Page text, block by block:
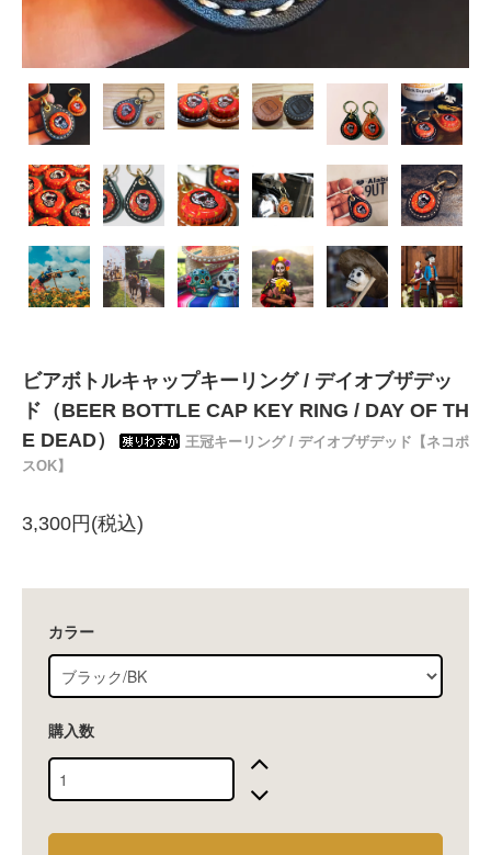
ビアボトルキャップキーリング / デイオブザデッ
ド（BEER BOTTLE CAP KEY RING / DAY OF TH
E DEAD）
王冠キーリング / デイオブザデッド【ネコポ
スOK】
3,300円(税込)
カラー
購入数